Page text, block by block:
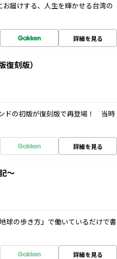
届けする、人生を輝かせる台湾の
詳細を見る
刻版）
ドの初版が復刻版で再登場！ 当時
詳細を見る
～
球の歩き方』で働いているだけで書
詳細を見る